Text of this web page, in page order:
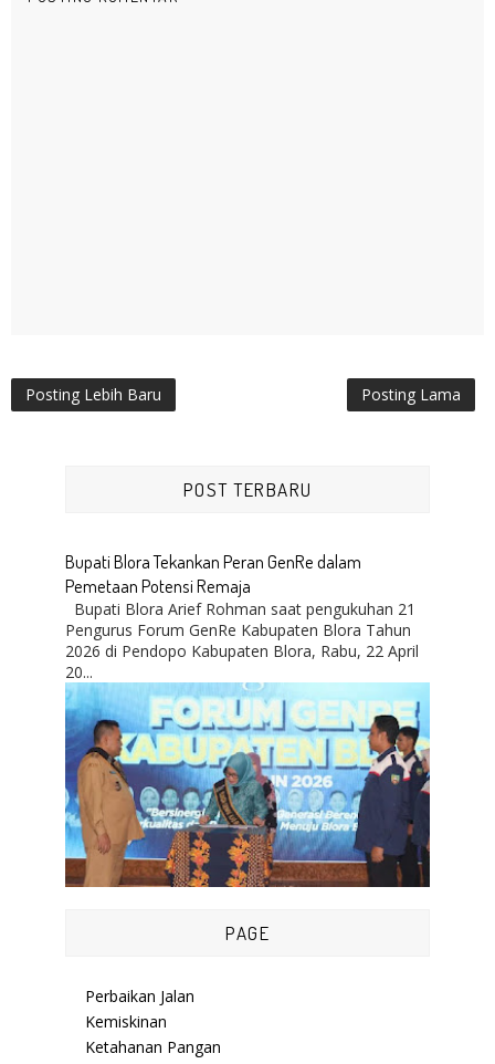
Posting Lebih Baru Posting Lama
POST TERBARU
Bupati Blora Tekankan Peran GenRe dalam
Pemetaan Potensi Remaja
Bupati Blora Arief Rohman saat pengukuhan 21
Pengurus Forum GenRe Kabupaten Blora Tahun
2026 di Pendopo Kabupaten Blora, Rabu, 22 April
20...
PAGE
Perbaikan Jalan
Kemiskinan
Ketahanan Pangan